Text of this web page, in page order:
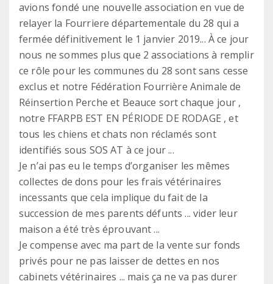
avions fondé une nouvelle association en vue de
relayer la Fourriere départementale du 28 qui a
fermée définitivement le 1 janvier 2019... À ce jour
nous ne sommes plus que 2 associations à remplir
ce rôle pour les communes du 28 sont sans cesse
exclus et notre Fédération Fourrière Animale de
Réinsertion Perche et Beauce sort chaque jour ,
notre FFARPB EST EN PÉRIODE DE RODAGE , et
tous les chiens et chats non réclamés sont
identifiés sous SOS AT à ce jour ...
Je n’ai pas eu le temps d’organiser les mêmes
collectes de dons pour les frais vétérinaires
incessants que cela implique du fait de la
succession de mes parents défunts ... vider leur
maison a été très éprouvant ...
Je compense avec ma part de la vente sur fonds
privés pour ne pas laisser de dettes en nos
cabinets vétérinaires ... mais ça ne va pas durer